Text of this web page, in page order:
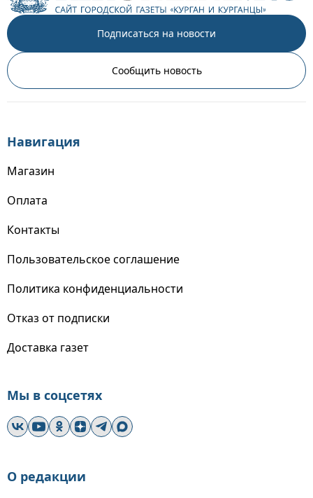
Подписаться на новости
Сообщить новость
Навигация
Магазин
Оплата
Контакты
Пользовательское соглашение
Политика конфиденциальности
Отказ от подписки
Доставка газет
Мы в соцсетях
О редакции